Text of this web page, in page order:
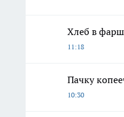
Хлеб в
11:18
Пачку
10:30